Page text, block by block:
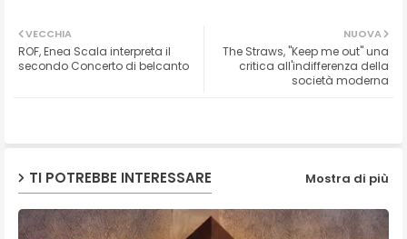
ats
NUOVA
The Straws, "Keep me out" una
critica all'indifferenza della
società moderna
VECCHIA
ROF, Enea Scala interpreta il
secondo Concerto di belcanto
TI POTREBBE INTERESSARE Mostra di più